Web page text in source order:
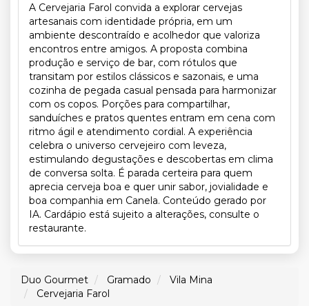
A Cervejaria Farol convida a explorar cervejas
artesanais com identidade própria, em um
ambiente descontraído e acolhedor que valoriza
encontros entre amigos. A proposta combina
produção e serviço de bar, com rótulos que
transitam por estilos clássicos e sazonais, e uma
cozinha de pegada casual pensada para harmonizar
com os copos. Porções para compartilhar,
sanduíches e pratos quentes entram em cena com
ritmo ágil e atendimento cordial. A experiência
celebra o universo cervejeiro com leveza,
estimulando degustações e descobertas em clima
de conversa solta. É parada certeira para quem
aprecia cerveja boa e quer unir sabor, jovialidade e
boa companhia em Canela. Conteúdo gerado por
IA. Cardápio está sujeito a alterações, consulte o
restaurante.
Duo Gourmet Gramado
Vila Mina
Cervejaria Farol